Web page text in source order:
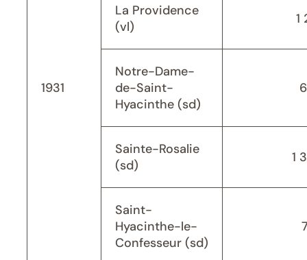
1931
La Providence
(vl)
1
Notre-Dame-
de-Saint-
Hyacinthe (sd)
Sainte-Rosalie
(sd)
1
Saint-
Hyacinthe-le-
Confesseur (sd)